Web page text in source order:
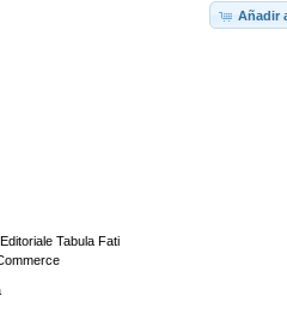
Añadir
Tabula Fati